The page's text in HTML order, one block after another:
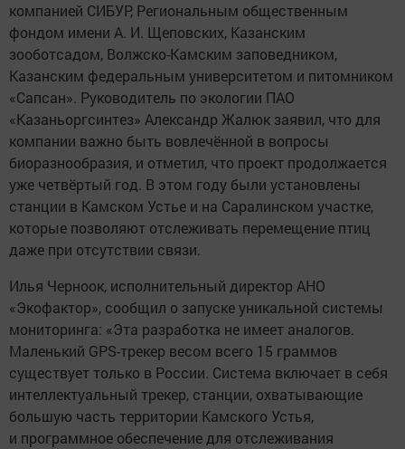
компанией СИБУР, Региональным общественным
фондом имени А. И. Щеповских, Казанским
зооботсадом, Волжско-Камским заповедником,
Казанским федеральным университетом и питомником
«Сапсан». Руководитель по экологии ПАО
«Казаньоргсинтез» Александр Жалюк заявил, что для
компании важно быть вовлечённой в вопросы
биоразнообразия, и отметил, что проект продолжается
уже четвёртый год. В этом году были установлены
станции в Камском Устье и на Саралинском участке,
которые позволяют отслеживать перемещение птиц
даже при отсутствии связи.
Илья Черноок, исполнительный директор АНО
«Экофактор», сообщил о запуске уникальной системы
мониторинга: «Эта разработка не имеет аналогов.
Маленький GPS-трекер весом всего 15 граммов
существует только в России. Система включает в себя
интеллектуальный трекер, станции, охватывающие
большую часть территории Камского Устья,
и программное обеспечение для отслеживания